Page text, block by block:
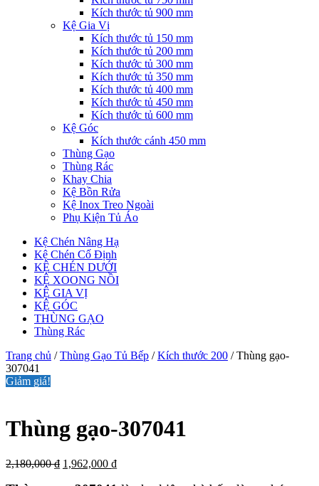
Kích thước tủ 900 mm
Kệ Gia Vị
Kích thước tủ 150 mm
Kích thước tủ 200 mm
Kích thước tủ 300 mm
Kích thước tủ 350 mm
Kích thước tủ 400 mm
Kích thước tủ 450 mm
Kích thước tủ 600 mm
Kệ Góc
Kích thước cánh 450 mm
Thùng Gạo
Thùng Rác
Khay Chia
Kệ Bồn Rửa
Kệ Inox Treo Ngoài
Phụ Kiện Tủ Áo
Kệ Chén Nâng Hạ
Kệ Chén Cố Định
KỆ CHÉN DƯỚI
KỆ XOONG NỒI
KỆ GIA VỊ
KỆ GÓC
THÙNG GẠO
Thùng Rác
Trang chủ /Thùng Gạo Tủ Bếp /Kích thước 200 / Thùng gạo-
307041
Giảm giá!
Thùng gạo-307041
2,180,000₫ Giá
1,962,000 ₫Giá